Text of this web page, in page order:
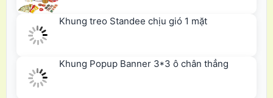
Khung treo Standee chịu gió 1 mặt